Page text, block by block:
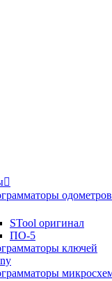

STool оригинал
ПО-5
ключей